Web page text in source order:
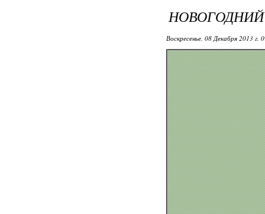
НОВОГОДНИЙ
Воскресенье, 08 Декабря 2013 г.